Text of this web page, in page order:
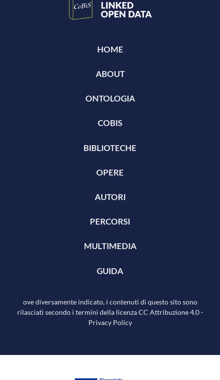
HOME
ABOUT
ONTOLOGIA
COBIS
BIBLIOTECHE
OPERE
AUTORI
PERCORSI
MULTIMEDIA
GUIDA
ove diversamente indicato, i contenuti di questo sito sono
rilasciati secondo i termini della licenza CC Attribuzione 4.0-
Privacy Policy